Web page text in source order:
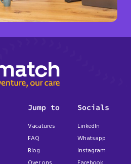
Jump to
Vacatures
FAQ
Blog
Socials
LinkedIn
Whatsapp
Instagram